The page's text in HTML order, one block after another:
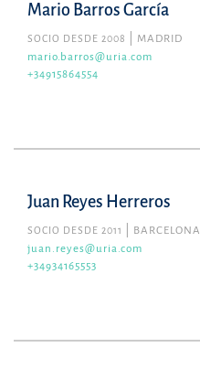
Mario Barros García
SOCIO DESDE 2008
MADRID
mario.barros@uria.com
+34915864554
Juan Reyes Herreros
SOCIO DESDE 2011
BARCELONA
juan.reyes@uria.com
+34934165553